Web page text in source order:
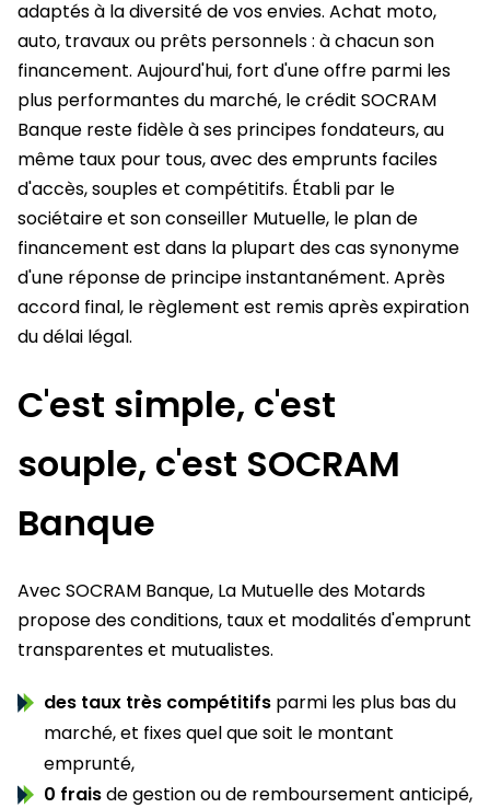
adaptés à la diversité de vos envies. Achat moto,
auto, travaux ou prêts personnels : à chacun son
financement. Aujourd'hui, fort d'une offre parmi les
plus performantes du marché, le crédit SOCRAM
Banque reste fidèle à ses principes fondateurs, au
même taux pour tous, avec des emprunts faciles
d'accès, souples et compétitifs. Établi par le
sociétaire et son conseiller Mutuelle, le plan de
financement est dans la plupart des cas synonyme
d'une réponse de principe instantanément. Après
accord final, le règlement est remis après expiration
du délai légal.
C'est simple, c'est
souple, c'est SOCRAM
Banque
Avec SOCRAM Banque, La Mutuelle des Motards
propose des conditions, taux et modalités d'emprunt
transparentes et mutualistes.
des taux très compétitifs parmi les plus bas du
marché, et fixes quel que soit le montant
emprunté,
0 fraisde gestion ou de remboursement anticipé,